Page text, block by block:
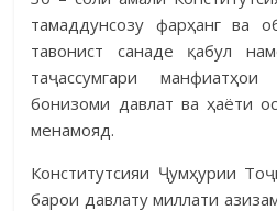
тамаддунсозу фарҳанг ва
тавонист санаде қабул
таҷассумгари
бонизоми давлат ва ҳаёти
менамояд.
Конститутсияи Ҷумҳурии
барои давлату миллати